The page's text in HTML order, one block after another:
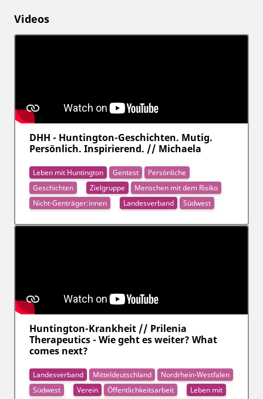
Videos
DHH - Huntington-Geschichten. Mutig.
Persönlich. Inspirierend. // Michaela
Leben mit Huntington Gentest
Persönliche
Geschichten
Zielgruppe
Menschen mit dem Risiko
Nicht-Genträger:innen
Landesverband Südwest
Huntington-Krankheit // Prilenia
Therapeutics - Wie geht es weiter? What
comes next?
Landesverband Mitteldeutschland
Nordrhein-Westfalen
Südwest
Verein Öffentlichkeitsarbeit
Leben mit